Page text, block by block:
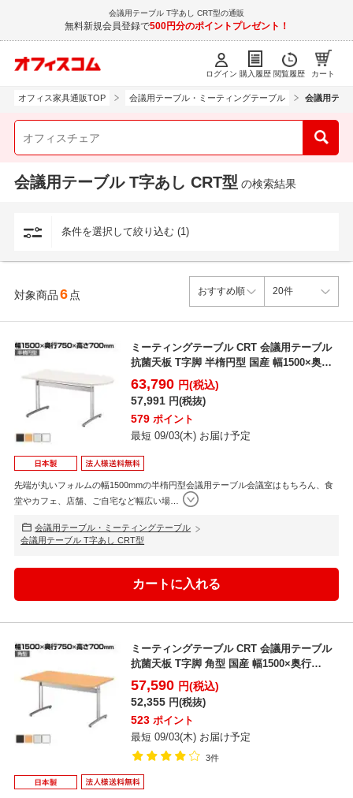
会議用テーブル T字あし CRT型の通販
無料新規会員登録で500円分のポイントプレゼント！
ログイン 購入履歴 閲覧履歴 カート
オフィス家具通販TOP 会議用テーブル・ミーティングテーブル 会議用テー
会議用テーブル T字あし CRT型 の検索結果
条件を選択して絞り込む (1)
対象商品6 点
ミーティングテーブル CRT 会議用テーブル
抗菌天板 T字脚 半楕円型 国産 幅1500×奥行
75...
63,790 円(税込)
57,991 円(税抜)
579 ポイント
最短 09/03(木) お届け予定
先端が丸いフォルムの幅1500mmの半楕円型会議用テーブル会議室はもちろん、食
堂やカフェ、店舗、ご自宅など幅広い場…
会議用テーブル・ミーティングテーブル
会議用テーブル T字あし CRT型
ミーティングテーブル CRT 会議用テーブル
抗菌天板 T字脚 角型 国産 幅1500×奥行
750m...
57,590 円(税込)
52,355 円(税抜)
523 ポイント
最短 09/03(木) お届け予定
3件